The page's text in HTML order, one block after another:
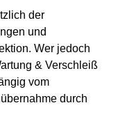
der
und
Wer jedoch
& Verschleiß
vom
durch